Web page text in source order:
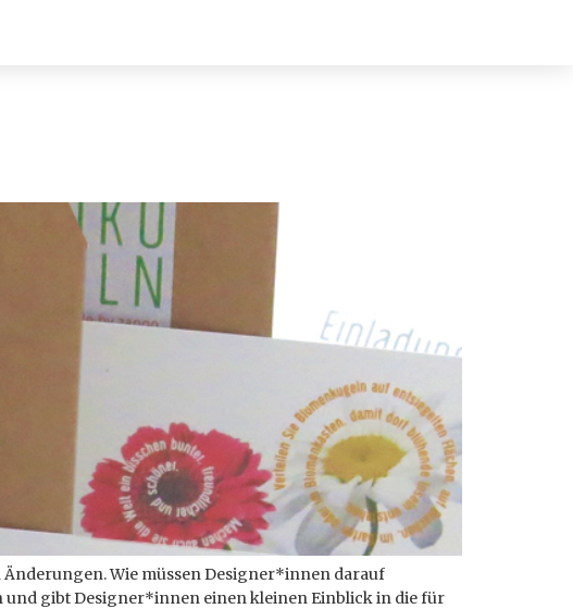
Änderungen. Wie müssen Designer*innen darauf
und gibt Designer*innen einen kleinen Einblick in die für